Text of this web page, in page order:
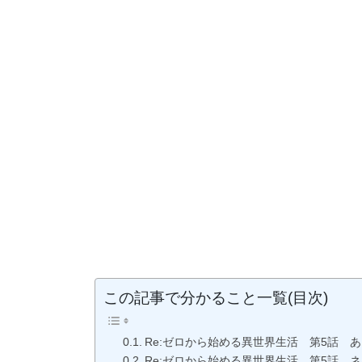
この記事で分かること一覧(目次)
Re:ゼロから始める異世界生活 第5話 あ